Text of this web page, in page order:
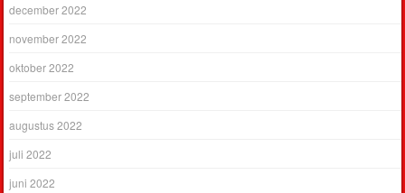
december 2022
november 2022
oktober 2022
september 2022
augustus 2022
juli 2022
juni 2022